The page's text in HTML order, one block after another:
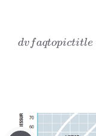
dv faqtopictitle